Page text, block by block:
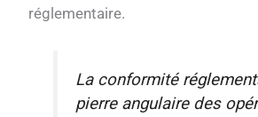
réglementaire.
La conformité
pierre angulaire des